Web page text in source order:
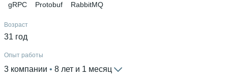
gRPC
Protobuf RabbitMQ
Возраст
31 год
Опыт работы
3 компании 8 лет и 1 месяц